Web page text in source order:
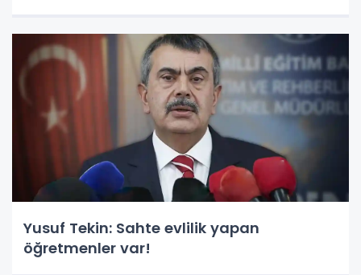
Yusuf Tekin: Sahte evlilik yapan
öğretmenler var!